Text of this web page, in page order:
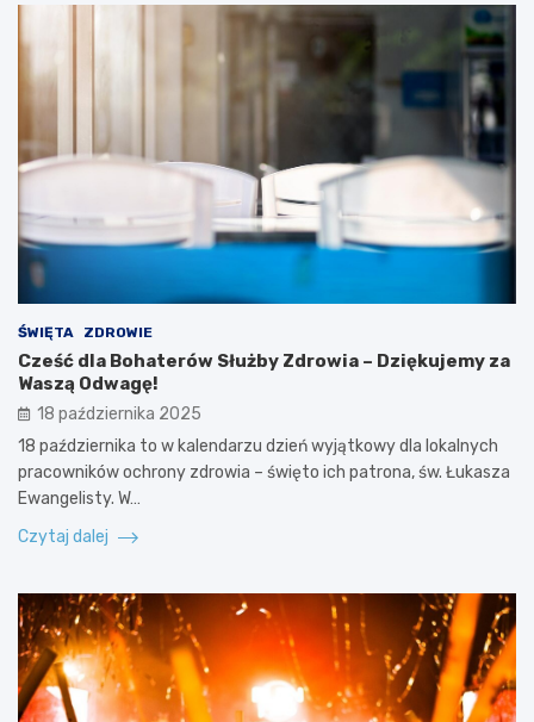
ŚWIĘTA ZDROWIE
Cześć dla Bohaterów Służby Zdrowia – Dziękujemy za
Waszą Odwagę!
18 października 2025
18 października to w kalendarzu dzień wyjątkowy dla lokalnych
pracowników ochrony zdrowia – święto ich patrona, św. Łukasza
Ewangelisty. W…
Czytaj dalej